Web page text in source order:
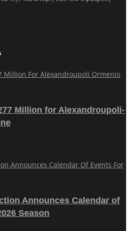
Million for Alexandroupoli-
Announces Calendar of
Season